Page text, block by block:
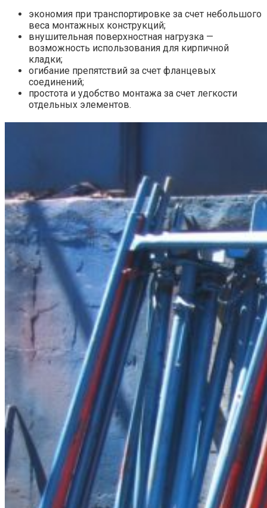
экономия при транспортировке за счет небольшого
веса монтажных конструкций;
внушительная поверхностная нагрузка —
возможность использования для кирпичной
кладки;
огибание препятствий за счет фланцевых
соединений;
простота и удобство монтажа за счет легкости
отдельных элементов.